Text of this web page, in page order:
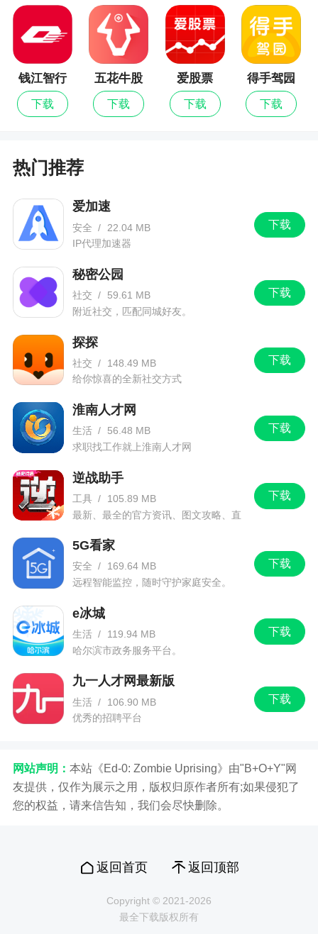
功能优化升级，改进用户体验！
钱江智行
下载
五花牛股
票最新版
下载
爱股票
下载
得手驾园
下载
热门推荐
下载
爱加速
安全 /
22.04 MB
IP代理加速器
下载
秘密公园
社交 /
59.61 MB
附近社交，匹配同城好友。
下载
探探
社交 /
148.49 MB
给你惊喜的全新社交方式
下载
淮南人才网
生活 /
56.48 MB
求职找工作就上淮南人才网
下载
逆战助手
工具 /
105.89 MB
最新、最全的官方资讯、图文攻略、直
下载
5G看家
安全 /
169.64 MB
远程智能监控，随时守护家庭安全。
下载
e冰城
生活 /
119.94 MB
哈尔滨市政务服务平台。
下载
九一人才网最新版
生活 /
106.90 MB
优秀的招聘平台
网站声明： 本站《Ed-0: Zombie Uprising》由"B+O+Y"网
友提供，仅作为展示之用，版权归原作者所有;如果侵犯了
您的权益，请来信告知，我们会尽快删除。
返回首页 返回顶部
Copyright © 2021-2026
最全下载版权所有